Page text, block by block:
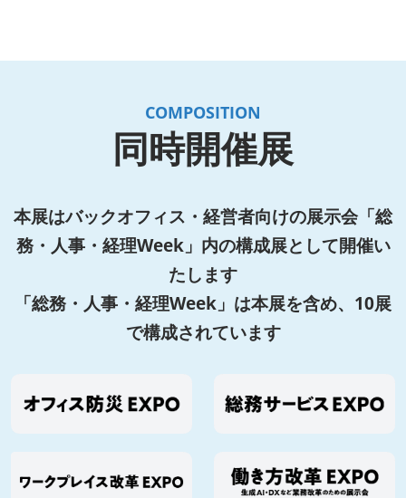
COMPOSITION
同時開催展
本展はバックオフィス・経営者向けの展示会「総
務・人事・経理Week」内の構成展として開催い
たします
「総務・人事・経理Week」は本展を含め、10展
で構成されています